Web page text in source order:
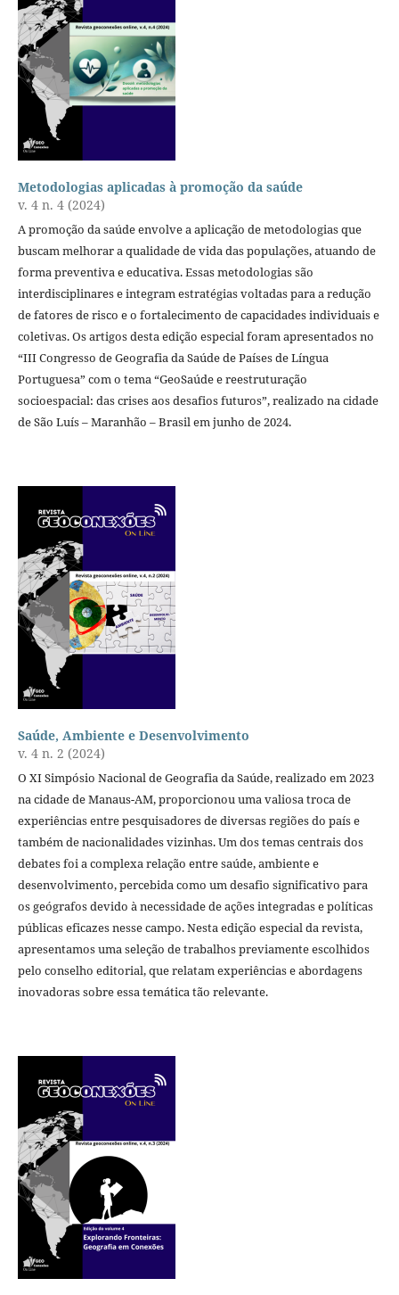
Metodologias aplicadas à promoção da saúde
v. 4 n. 4 (2024)
A promoção da saúde envolve a aplicação de metodologias que
buscam melhorar a qualidade de vida das populações, atuando de
forma preventiva e educativa. Essas metodologias são
interdisciplinares e integram estratégias voltadas para a redução
de fatores de risco e o fortalecimento de capacidades individuais e
coletivas. Os artigos desta edição especial foram apresentados no
“III Congresso de Geografia da Saúde de Países de Língua
Portuguesa” com o tema “GeoSaúde e reestruturação
socioespacial: das crises aos desafios futuros”, realizado na cidade
de São Luís – Maranhão – Brasil em junho de 2024.
Saúde, Ambiente e Desenvolvimento
v. 4 n. 2 (2024)
O XI Simpósio Nacional de Geografia da Saúde, realizado em 2023
na cidade de Manaus-AM, proporcionou uma valiosa troca de
experiências entre pesquisadores de diversas regiões do país e
também de nacionalidades vizinhas. Um dos temas centrais dos
debates foi a complexa relação entre saúde, ambiente e
desenvolvimento, percebida como um desafio significativo para
os geógrafos devido à necessidade de ações integradas e políticas
públicas eficazes nesse campo. Nesta edição especial da revista,
apresentamos uma seleção de trabalhos previamente escolhidos
pelo conselho editorial, que relatam experiências e abordagens
inovadoras sobre essa temática tão relevante.